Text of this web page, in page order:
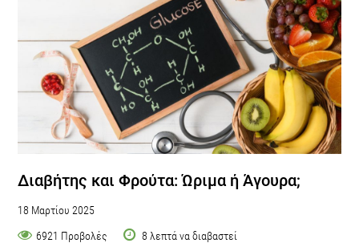
Διαβήτης και Φρούτα: Ώριμα ή Άγουρα;
18 Μαρτίου 2025
6921 Προβολές
8 λεπτά να διαβαστεί